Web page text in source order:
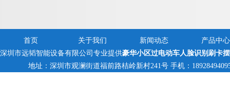
首页 关于我们 新闻动态
产品中心
深圳市远韬智能设备有限公司专业提供豪华小区过电动车人脸识别刷卡
地址：深圳市观澜街道福前路桔岭新村241号 手机：